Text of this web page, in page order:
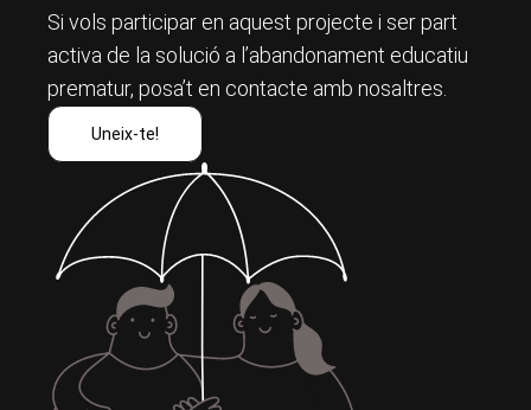
Si vols participar en aquest projecte i ser part
activa de la solució a l’abandonament educatiu
prematur, posa’t en contacte amb nosaltres.
Uneix-te!